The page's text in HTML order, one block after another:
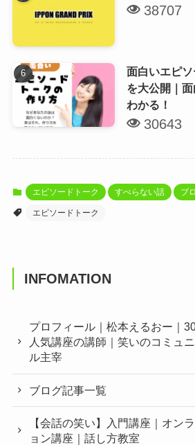
38707
面白いエピ
を大公開｜
わかる！
30643
エピソードトーク すべらない話 ブ
エピソードトーク
INFOMATION
プロフィール｜松本えるおー｜
人気講座の講師｜笑いのコミュ
ル主宰
ブログ記事一覧
【会話の笑い】入門講座｜オン
ョン講座｜話し方教室